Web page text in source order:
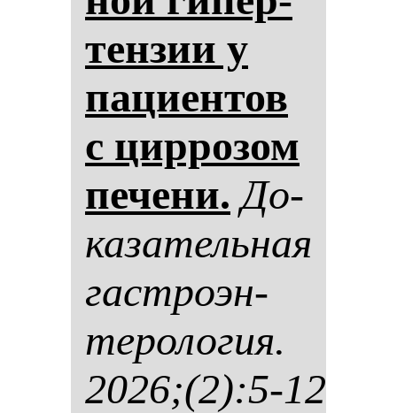
тен­зии у
па­ци­ен­тов
с цир­ро­зом
пе­че­ни. До­
ка­за­тель­ная
гас­тро­эн­
те­ро­ло­гия.
2026;(2):5-12